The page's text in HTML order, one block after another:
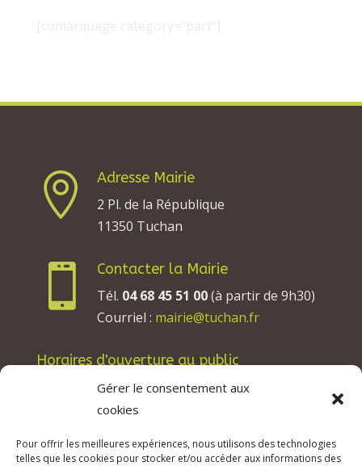
Gérer le consentement aux
cookies
Pour offrir les meilleures expériences, nous utilisons des technologies
telles que les cookies pour stocker et/ou accéder aux informations des

Adresse Mairie
2 Pl. de la République
11350 Tuchan

Contacter la Mairie
Tél. 04 68 45 51 00(à partir de 9h30)
Courriel : mairie@tuchan.fr
Horaires d'ouverture au public
Les lundis, mardis et jeudis : de 8h à 12h et de
13h30 à 17h30.
Les vendredis : de 8h à 12h.